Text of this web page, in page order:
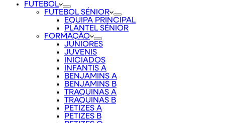
FUTEBOL
FUTEBOL SÉNIOR
EQUIPA PRINCIPAL
PLANTEL SÉNIOR
FORMAÇÃO
JUNIORES
JUVENIS
INICIADOS
INFANTIS A
BENJAMINS A
BENJAMINS B
TRAQUINAS A
TRAQUINAS B
PETIZES A
PETIZES B